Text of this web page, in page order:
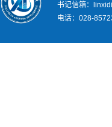
书记信箱：
电话：028-